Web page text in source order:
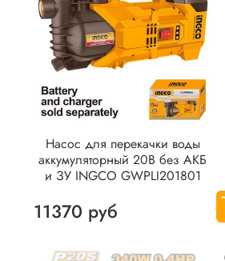
Насос для перекачки воды
аккумуляторный 20В без АКБ
и ЗУ INGCO GWPLI201801
11370 руб